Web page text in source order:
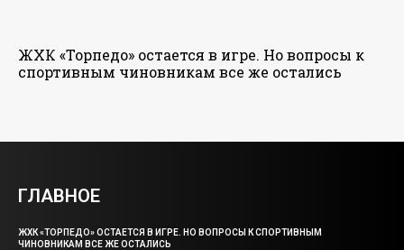
ЖХК «Торпедо» остается в игре. Но вопросы к
спортивным чиновникам все же остались
ГЛАВНОЕ
ЖХК «ТОРПЕДО» ОСТАЕТСЯ В ИГРЕ. НО ВОПРОСЫ К СПОРТИВНЫМ
ЧИНОВНИКАМ ВСЕ ЖЕ ОСТАЛИСЬ